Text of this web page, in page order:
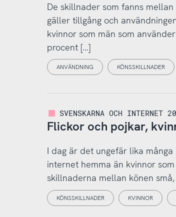
De skillnader som fanns
gäller tillgång och
kvinnor som män som
procent […]
ANVÄNDNING KÖNSSKILLNADER
SVENSKARNA OCH INTERNET
Flickor och pojkar,
I dag är det ungefär lika
internet hemma än kvinnor
skillnaderna mellan könen
KÖNSSKILLNADER KVINNOR